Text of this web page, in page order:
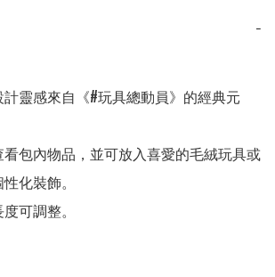
−
靈感來自《#玩具總動員》的經典元
看包內物品，並可放入喜愛的毛絨玩具或
化裝飾。
可調整。